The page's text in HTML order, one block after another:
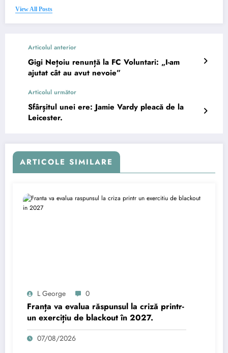
View All Posts
Articolul anterior
Gigi Nețoiu renunță la FC Voluntari: „I-am
ajutat cât au avut nevoie”
Articolul următor
Sfârșitul unei ere: Jamie Vardy pleacă de la
Leicester.
ARTICOLE SIMILARE
L George 0
Franța va evalua răspunsul la criză printr-
un exercițiu de blackout în 2027.
07/08/2026